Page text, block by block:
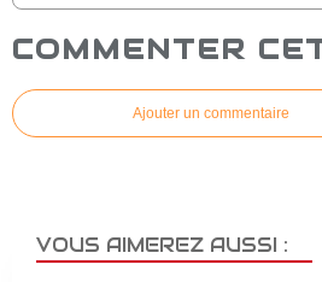
COMMENTER
Ajouter un commentaire
VOUS AIMEREZ AUSSI :